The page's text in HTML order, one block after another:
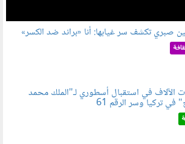
صبري تكشف سر غيابها: أنا «براند ضد الكسر»
الآلاف في استقبال أسطوري لـ"الملك محمد
تركيا وسر الرقم 61